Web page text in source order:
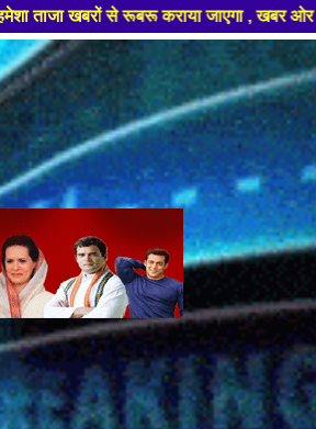
कराया जाएगा , खबर ओर विज्ञापन के